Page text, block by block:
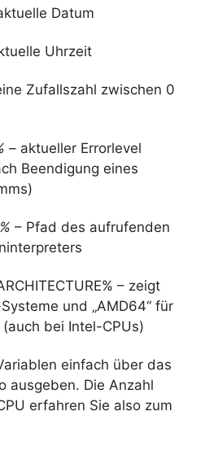
Datum
Uhrzeit
Zufallszahl zwischen 0
– aktueller Errorlevel
Beendigung eines
– Pfad des aufrufenden
– zeigt
und „AMD64“ für
bei Intel-CPUs)
einfach über das
ausgeben. Die Anzahl
erfahren Sie also zum